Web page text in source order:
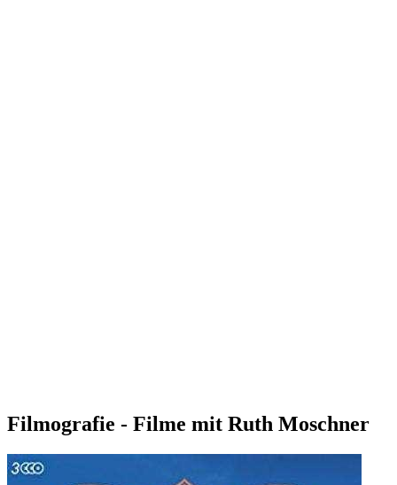
Filmografie - Filme mit Ruth Moschner